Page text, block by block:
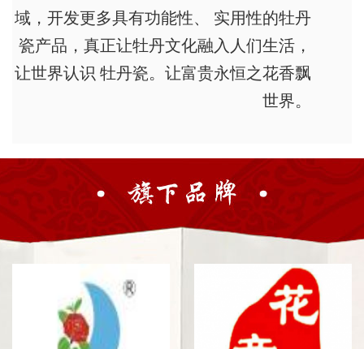
域，开发更多具有功能性、 实用性的牡丹
瓷产品，真正让牡丹文化融入人们生活，
让世界认识 牡丹瓷。让富贵永恒之花香飘
世界。